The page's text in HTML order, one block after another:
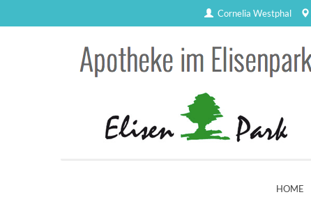
Cornelia Westphal
HOME